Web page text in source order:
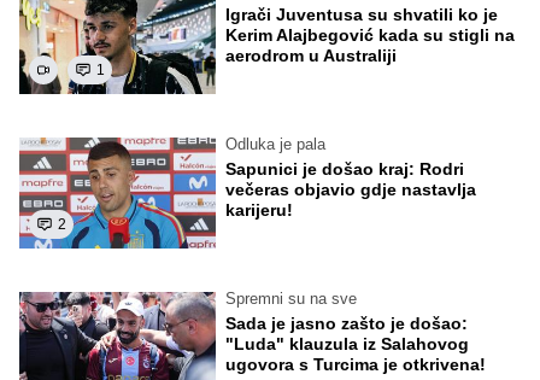
1
Igrači Juventusa su shvatili ko je
Kerim Alajbegović kada su stigli na
aerodrom u Australiji
2
Odluka je pala
Sapunici je došao kraj: Rodri
večeras objavio gdje nastavlja
karijeru!
Spremni su na sve
Sada je jasno zašto je došao:
"Luda" klauzula iz Salahovog
ugovora s Turcima je otkrivena!